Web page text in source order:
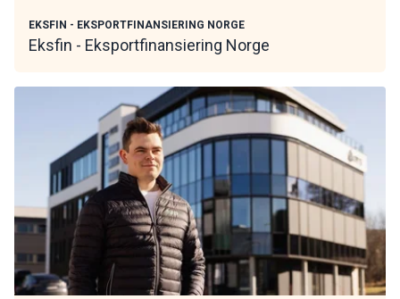
EKSFIN - EKSPORTFINANSIERING NORGE
Eksfin - Eksportfinansiering Norge